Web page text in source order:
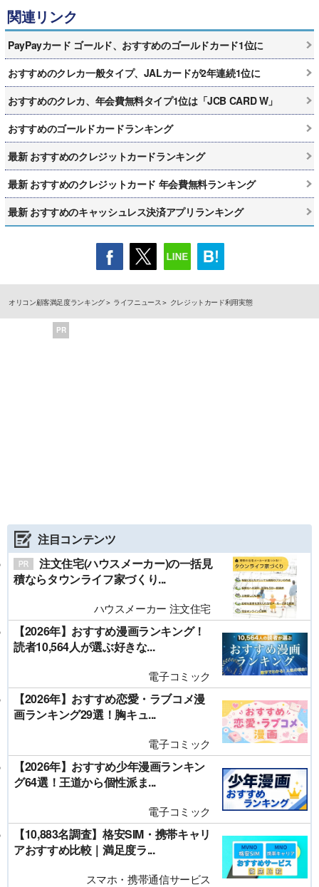
関連リンク
PayPayカード ゴールド、おすすめのゴールドカード1位に
おすすめのクレカ一般タイプ、JALカードが2年連続1位に
おすすめのクレカ、年会費無料タイプ1位は「JCB CARD W」
おすすめのゴールドカードランキング
最新 おすすめのクレジットカードランキング
最新 おすすめのクレジットカード 年会費無料ランキング
最新 おすすめのキャッシュレス決済アプリランキング
オリコン顧客満足度ランキング ライフニュース クレジットカード利用実態
PR
注目コンテンツ
注文住宅(ハウスメーカー)の一括見
積ならタウンライフ家づくり...
ハウスメーカー 注文住宅
【2026年】おすすめ漫画ランキング！
読者10,564人が選ぶ好きな...
電子コミック
【2026年】おすすめ恋愛・ラブコメ漫
画ランキング29選！胸キュ...
電子コミック
【2026年】おすすめ少年漫画ランキン
グ64選！王道から個性派ま...
電子コミック
【10,883名調査】格安SIM・携帯キャリ
アおすすめ比較｜満足度ラ...
スマホ・携帯通信サービス